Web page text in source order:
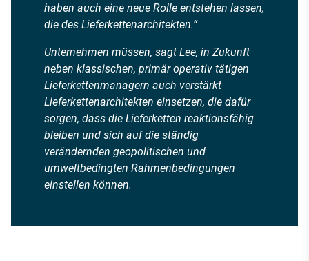
haben auch eine neue Rolle entstehen lassen,
die des Lieferkettenarchitekten.“
Unternehmen müssen, sagt Lee, in Zukunft
neben klassischen, primär operativ tätigen
Lieferkettenmanagern auch verstärkt
Lieferkettenarchitekten einsetzen, die dafür
sorgen, dass die Lieferketten reaktionsfähig
bleiben und sich auf die ständig
verändernden geopolitischen und
umweltbedingten Rahmenbedingungen
einstellen können.